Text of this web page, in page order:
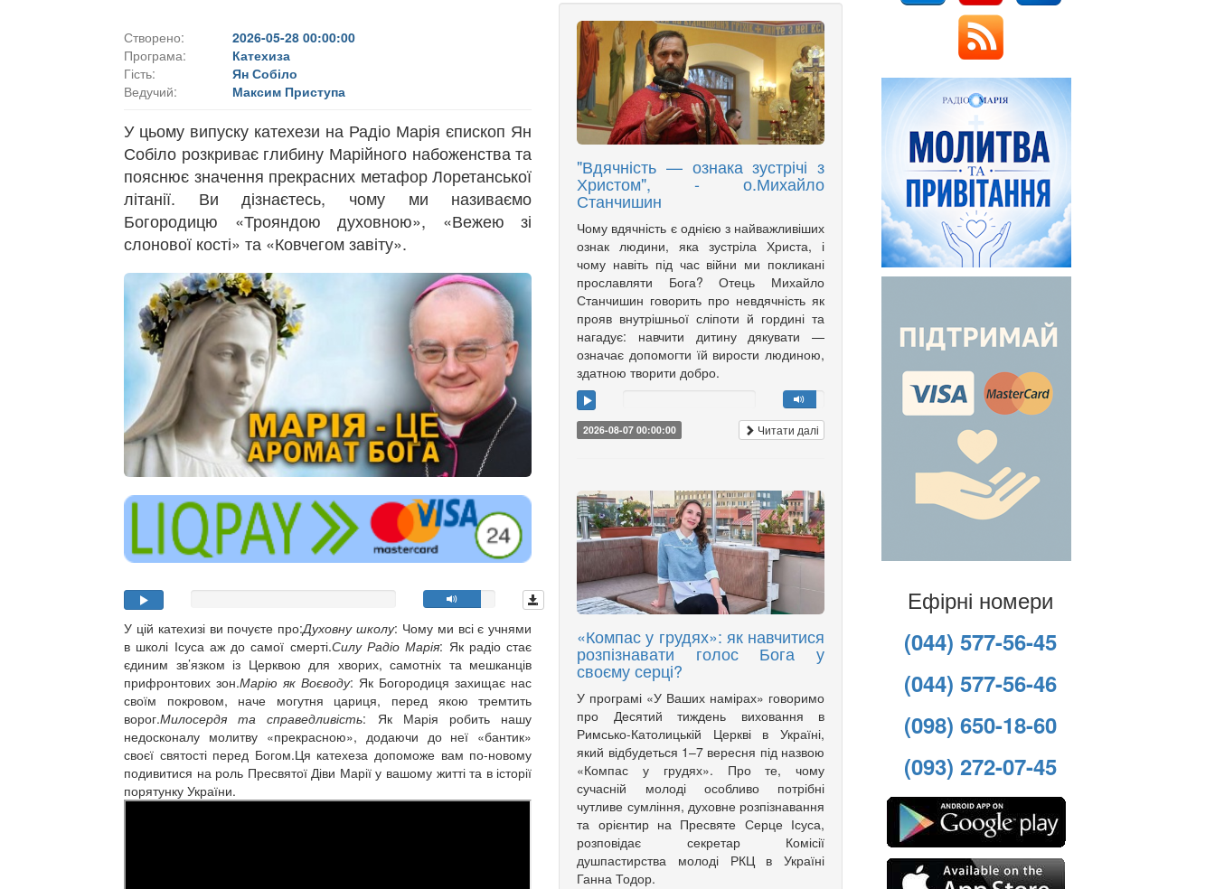
Створено:
2026-05-28 00:00:00
Програма:
Катехиза
Гість:
Ян Собіло
Ведучий:
Максим Приступа
У цьому випуску катехези на Радіо Марія єпископ Ян
Собіло розкриває глибину Марійного набоженства та
пояснює значення прекрасних метафор Лоретанської
літанії. Ви дізнаєтесь, чому ми називаємо
Богородицю «Трояндою духовною», «Вежею зі
слонової кості» та «Ковчегом завіту».
У цій катехизі ви почуєте про:Духовну школу: Чому ми всі є учнями
в школі Ісуса аж до самої смерті.Силу Радіо Марія: Як радіо стає
єдиним зв’язком із Церквою для хворих, самотніх та мешканців
прифронтових зон.Марію як Воєводу: Як Богородиця захищає нас
своїм покровом, наче могутня цариця, перед якою тремтить
ворог.Милосердя та справедливість: Як Марія робить нашу
недосконалу молитву «прекрасною», додаючи до неї «бантик»
своєї святості перед Богом.Ця катехеза допоможе вам по-новому
подивитися на роль Пресвятої Діви Марії у вашому житті та в історії
порятунку України.
"Вдячність — ознака зустрічі з
Христом", - о.Михайло
Станчишин
Чому вдячність є однією з найважливіших
ознак людини, яка зустріла Христа, і
чому навіть під час війни ми покликані
прославляти Бога? Отець Михайло
Станчишин говорить про невдячність як
прояв внутрішньої сліпоти й гордині та
нагадує: навчити дитину дякувати —
означає допомогти їй вирости людиною,
здатною творити добро.
2026-08-07 00:00:00 Читати далі
«Компас у грудях»: як навчитися
розпізнавати голос Бога у
своєму серці?
У програмі «У Ваших намірах» говоримо
про Десятий тиждень виховання в
Римсько-Католицькій Церкві в Україні,
який відбудеться 1–7 вересня під назвою
«Компас у грудях». Про те, чому
сучасній молоді особливо потрібні
чутливе сумління, духовне розпізнавання
та орієнтир на Пресвяте Серце Ісуса,
розповідає секретар Комісії
душпастирства молоді РКЦ в Україні
Ганна Тодор.
Ефірні номери
(044) 577-56-45
(044) 577-56-46
(098) 650-18-60
(093) 272-07-45